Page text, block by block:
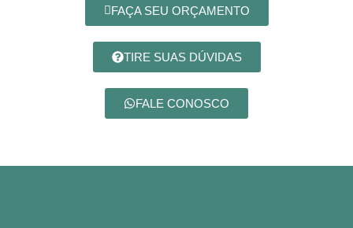
FAÇA SEU ORÇAMENTO
TIRE SUAS DÚVIDAS
FALE CONOSCO